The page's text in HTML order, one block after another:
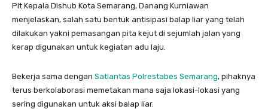
Plt Kepala Dishub Kota Semarang, Danang Kurniawan
menjelaskan, salah satu bentuk antisipasi balap liar yang telah
dilakukan yakni pemasangan pita kejut di sejumlah jalan yang
kerap digunakan untuk kegiatan adu laju.
Bekerja sama dengan Satlantas Polrestabes Semarang, pihaknya
terus berkolaborasi memetakan mana saja lokasi-lokasi yang
sering digunakan untuk aksi balap liar.